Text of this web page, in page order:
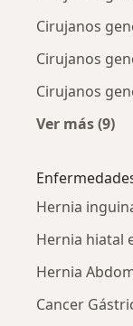
Cirujanos
Cirujanos
Cirujanos
Ver más (9)
Hernia
Hernia hiatal
Hernia
Cancer